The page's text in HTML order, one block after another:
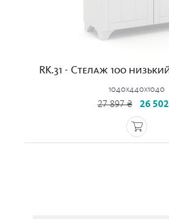
RK.31 - Стелаж 100
1040x440x1040
27 897 ₴ 26